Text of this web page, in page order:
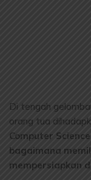
Di tengah
orang tua
Computer
bagaimana
mempersiapkan